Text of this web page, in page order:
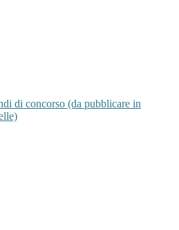
di concorso (da pubblicare in